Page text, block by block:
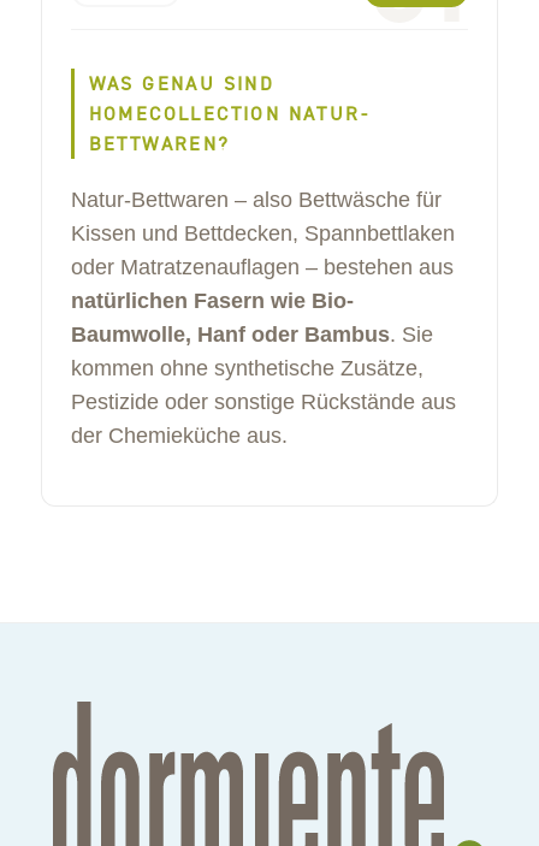
WAS GENAU SIND
HOMECOLLECTION NATUR-
BETTWAREN?
Natur-Bettwaren – also Bettwäsche für
Kissen und Bettdecken, Spannbettlaken
oder Matratzenauflagen – bestehen aus
natürlichen Fasern wie Bio-
Baumwolle, Hanf oder Bambus. Sie
kommen ohne synthetische Zusätze,
Pestizide oder sonstige Rückstände aus
der Chemieküche aus.